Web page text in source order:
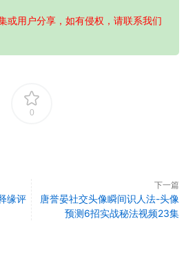
或用户分享，如有侵权，请联系我们
0
缘评
下一篇
唐誉晏社交头像瞬间识人法-头像
预测6招实战秘法视频23集